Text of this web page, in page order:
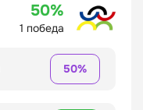
50%
1 победа
50%